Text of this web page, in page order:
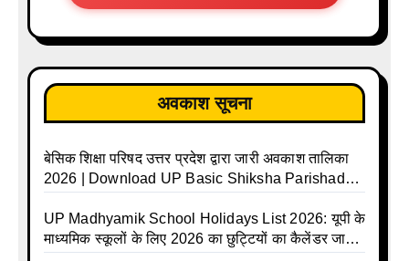
अवकाश सूचना
बेसिक शिक्षा परिषद उत्तर प्रदेश द्वारा जारी अवकाश तालिका
2026 | Download UP Basic Shiksha Parishad
Basic School Avkash Talika UP 2026 | UP Basic
Shiksha Parishad Avkash Talika 2026 | UP
UP Madhyamik School Holidays List 2026: यूपी के
माध्यमिक स्कूलों के लिए 2026 का छुट्टियों का कैलेंडर जारी |